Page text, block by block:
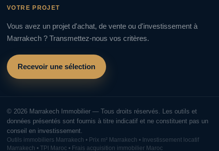
VOTRE PROJET
Vous avez un projet d'achat, de vente ou d'investissement à
Marrakech ? Transmettez-nous vos critères.
Recevoir une sélection
© 2026 Marrakech Immobilier — Tous droits réservés. Les outils et
données présentés sont fournis à titre indicatif et ne constituent pas un
conseil en investissement.
Outils immobiliers Marrakech • Prix m² Marrakech • Investissement locatif
Marrakech • TPI Maroc • Frais acquisition immobilier Maroc